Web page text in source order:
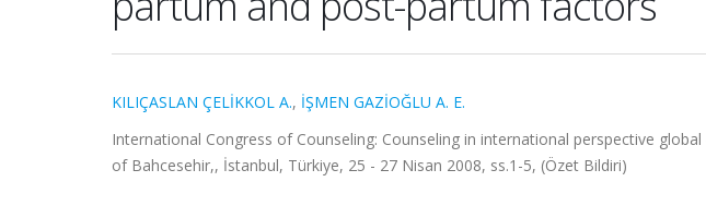
KILIÇASLAN ÇELİKKOL A., İŞMEN GAZİOĞLU A. E.
International Congress of Counseling: Counseling in international perspective
of Bahcesehir,, İstanbul, Türkiye, 25 - 27 Nisan 2008, ss.1-5, (Özet Bildiri)